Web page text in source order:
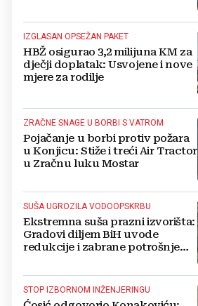
IZGLASAN OPSEŽAN PAKET
HBŽ osigurao 3,2 milijuna KM za
dječji doplatak: Usvojene i nove
mjere za rodilje
ZRAČNE SNAGE U BORBI S VATROM
Pojačanje u borbi protiv požara
u Konjicu: Stiže i treći Air Tractor
u Zračnu luku Mostar
SUŠA UGROZILA VODOOPSKRBU
Ekstremna suša prazni izvorišta:
Gradovi diljem BiH uvode
redukcije i zabrane potrošnje
Hercegovini
STOP IZBORNOM INŽENJERINGU